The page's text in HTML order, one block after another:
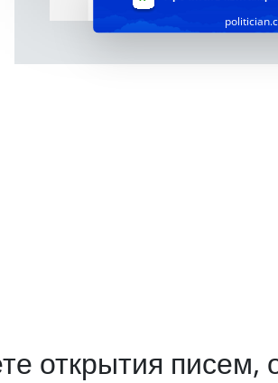
открытия писем,